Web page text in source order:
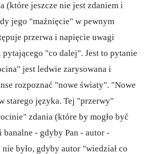
(które jeszcze nie jest zdaniem i
jego "maźnięcie" w pewnym
przerwa i napięcie uwagi
pytającego "co dalej". Jest to pytanie
jest ledwie zarysowana i
rozpoznać "nowe światy". "Nowe
starego języka. Tej "przerwy"
zdania (które by mogło być
banalne - gdyby Pan - autor -
było, gdyby autor "wiedział co